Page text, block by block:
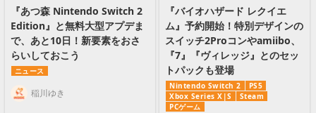
『あつ森 Nintendo Switch 2
Edition』と無料大型アプデま
で、あと10日！新要素をおさ
らいしておこう
ニュース
稲川ゆき
『バイオハザード レクイエ
ム』予約開始！特別デザインの
スイッチ2Proコンやamiibo、
『7』『ヴィレッジ』とのセッ
トパックも登場
Nintendo Switch 2
PS5
Xbox Series X|S
Steam
PCゲーム